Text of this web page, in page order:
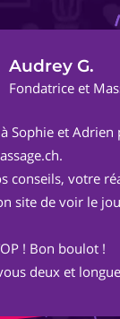
Audrey G.
Fondatrice et
Sophie et
conseils, votre
site de voir le
! Bon boulot !
deux et